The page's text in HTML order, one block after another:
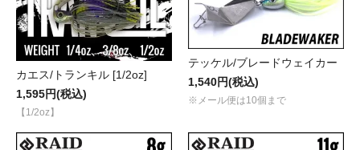
カエス/トランキル [1/2oz]
1,595円(税込)
【1/2oz】
テッケル/ブレードウェイカー
1,540円(税込)
※メール便は10個まで